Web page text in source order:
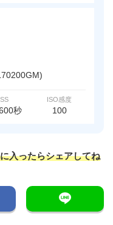
SS
秒
ISO感度
100
入ったらシェアしてね